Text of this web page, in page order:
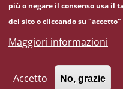
più o negare il consenso usa il
del sito o cliccando su
Maggiori informazioni
Accetto No, grazie